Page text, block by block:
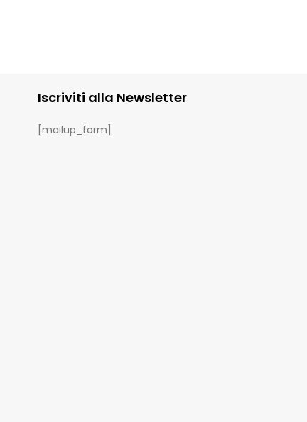
Iscriviti alla Newsletter
[mailup_form]